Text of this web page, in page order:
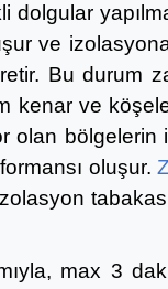
ve
Bu durum
kenar ve
olan bölgelerin
oluşur.
max 3